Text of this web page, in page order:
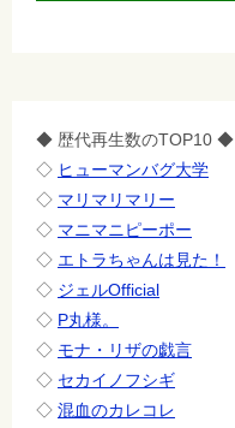
◆ 歴代再生数のTOP10 ◆
◇ ヒューマンバグ大学
◇ マリマリマリー
◇ マニマニピーポー
◇ エトラちゃんは見た！
◇ ジェルOfficial
◇ P丸様。
◇ モナ・リザの戯言
◇ セカイノフシギ
◇ 混血のカレコレ